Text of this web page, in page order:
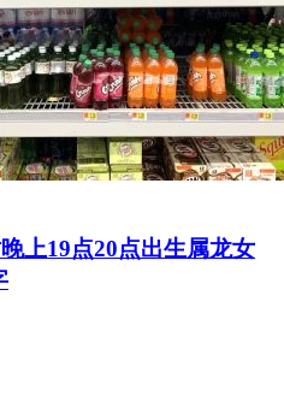
上19点20点出生属龙女